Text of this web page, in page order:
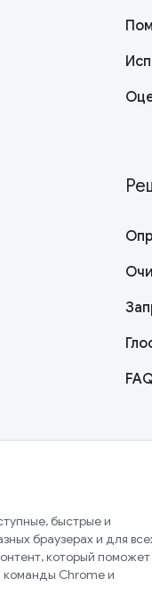
быстрые и
браузерах и для
который поможет
команды Chrome и